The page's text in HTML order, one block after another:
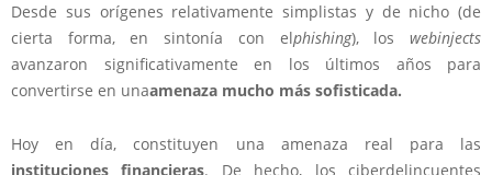
Desde sus orígenes relativamente simplistas y de nicho (de
cierta forma, en sintonía con elphishing), loswebinjects
avanzaron significativamente en los últimos años para
convertirse en unaamenaza mucho más sofisticada.
Hoy en día, constituyen una amenaza real para las
instituciones financieras. De hecho, los ciberdelincuentes